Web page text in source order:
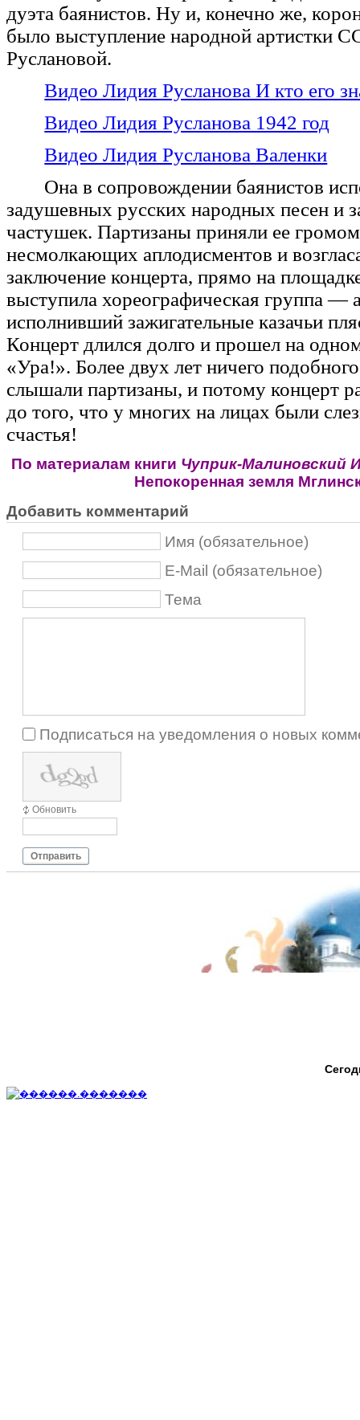
дуэта баянистов. Ну и, конечно же,
было выступление народной артистки
Руслановой.
Видео Лидия Русланова И кто его
Видео Лидия Русланова 1942 год
Видео Лидия Русланова Валенки
Она в сопровождении баянистов
задушевных русских народных песен и
частушек. Партизаны приняли ее
несмолкающих аплодисментов и
заключение концерта, прямо на
выступила хореографическая группа —
исполнивший зажигательные казачьи
Концерт длился долго и прошел на
«Ура!». Более двух лет ничего
слышали партизаны, и потому концерт
до того, что у многих на лицах были
счастья!
По материалам книги Чуприк-Малиновский
Непокоренная земля
Добавить комментарий
Имя (обязательное)
E-Mail (обязательное)
Тема
Подписаться на уведомления о новых
Обновить
Отправить